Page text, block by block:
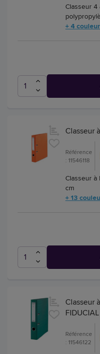
Classeur 4
+ 4
Classeur
Référence
: 11546118
Classeur à
cm
+ 13
Classeur
FIDUCIAL
Référence
: 11546122